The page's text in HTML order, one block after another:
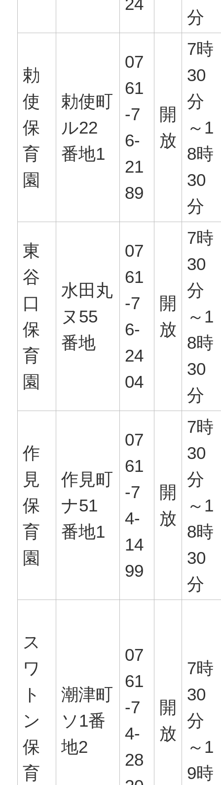
分
勅
使
保
育
園
勅使町
ル22
番地1
07
61
-7
6-
21
89
開
放
7時
30
分
～1
8時
30
分
東
谷
口
保
育
園
水田丸
ヌ55
番地
07
61
-7
6-
24
04
開
放
7時
30
分
～1
8時
30
分
作
見
保
育
園
作見町
ナ51
番地1
07
61
-7
4-
14
99
開
放
7時
30
分
～1
8時
30
分
ス
ワ
ト
ン
保
育
潮津町
ソ1番
地2
07
61
-7
4-
28
開
放
7時
30
分
～1
9時